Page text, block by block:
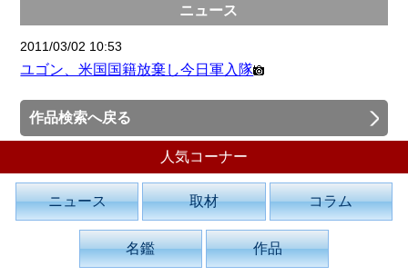
ニュース
2011/03/02 10:53
ユゴン、米国国籍放棄し今日軍入隊
作品検索へ戻る
人気コーナー
ニュース 取材 コラム
名鑑 作品